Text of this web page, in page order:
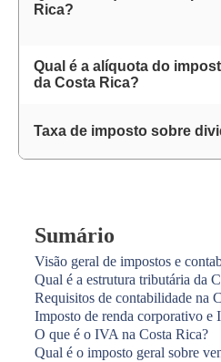
Rica?
Qual é a alíquota do
da Costa Rica?
Taxa de imposto sobre
Sumário
Visão geral de impostos e
Qual é a estrutura tributária da
Requisitos de contabilidade na
Imposto de renda corporativo e
O que é o IVA na Costa Rica?
Qual é o imposto geral sobre